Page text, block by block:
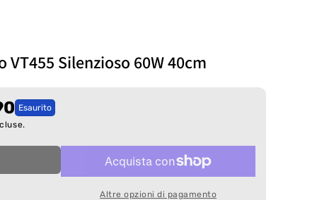
Silenzioso 60W 40cm
Esaurito
Altre opzioni di pagamento